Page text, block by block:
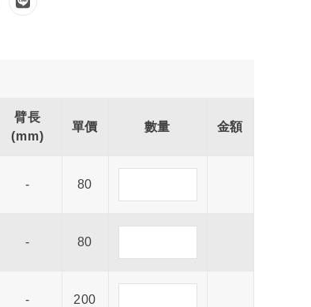
臂長
(mm)
單價 數量 金額
- 80
- 80
- 200